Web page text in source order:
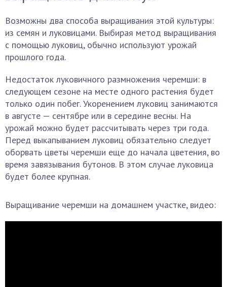
Возможны два способа выращивания этой культуры:
из семян и луковицами. Выбирая метод выращивания
с помощью луковиц, обычно используют урожай
прошлого года.
Недостаток луковичного размножения черемши: в
следующем сезоне на месте одного растения будет
только один побег. Укоренением луковиц занимаются
в августе — сентябре или в середине весны. На
урожай можно будет рассчитывать через три года.
Перед выкапыванием луковиц обязательно следует
оборвать цветы черемши еще до начала цветения, во
время завязывания бутонов. В этом случае луковица
будет более крупная.
Выращивание черемши на домашнем участке, видео: